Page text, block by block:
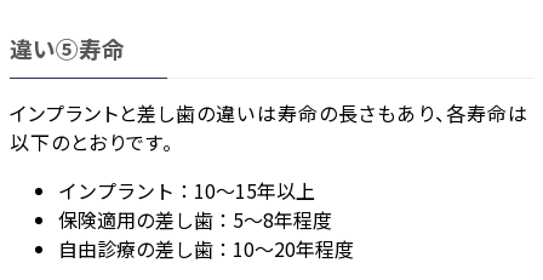
違い⑤寿命
インプラントと差し歯の違いは寿命の長さもあり、各寿命は
以下のとおりです。
インプラント：10～15年以上
保険適用の差し歯：5～8年程度
自由診療の差し歯：10～20年程度